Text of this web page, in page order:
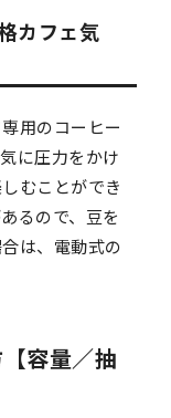
カフェ気
用のコーヒー
に圧力をかけ
むことができ
るので、豆を
は、電動式の
容量／抽